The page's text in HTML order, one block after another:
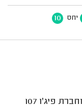
יחס 10
החלפת גיר רובוטי ברכב מחברת פיג'ו 107